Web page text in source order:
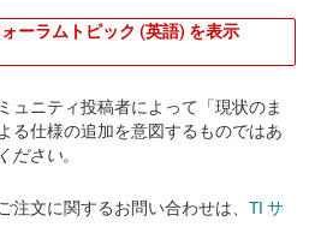
ーラムトピック (英語) を表示
ュニティ投稿者によって「現状のま
る仕様の追加を意図するものではあ
ださい。
注文に関するお問い合わせは、 TI サ